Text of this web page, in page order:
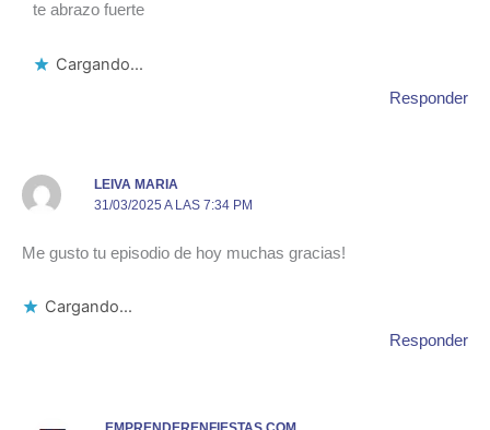
te abrazo fuerte
Cargando...
Responder
LEIVA MARIA
31/03/2025 A LAS 7:34 PM
Me gusto tu episodio de hoy muchas gracias!
Cargando...
Responder